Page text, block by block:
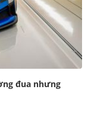
đua nhưng